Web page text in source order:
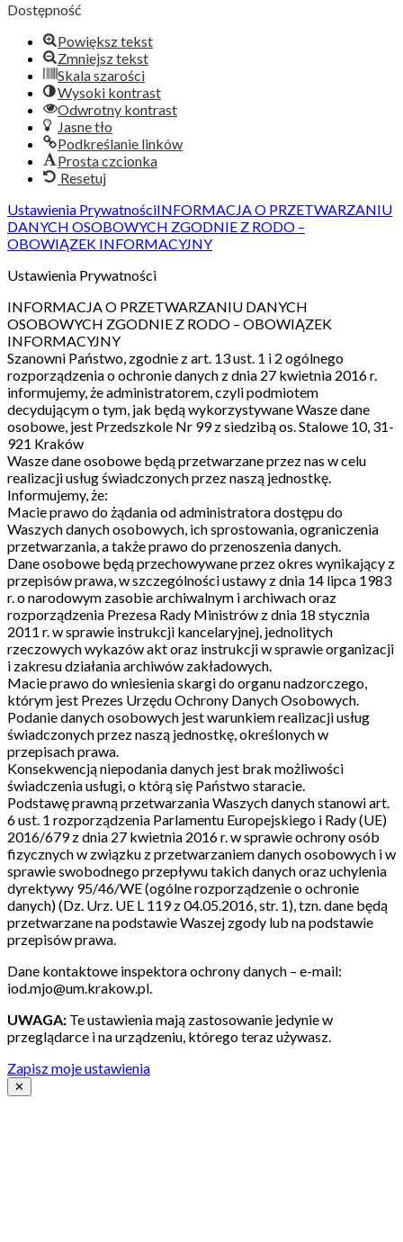
Dostępność
Powiększ tekst
Zmniejsz tekst
Skala szarości
Wysoki kontrast
Odwrotny kontrast
Jasne tło
Podkreślanie linków
Prosta czcionka
Resetuj
Ustawienia PrywatnościINFORMACJA O PRZETWARZANIU
DANYCH OSOBOWYCH ZGODNIE Z RODO –
OBOWIĄZEK INFORMACYJNY
Ustawienia Prywatności
INFORMACJA O PRZETWARZANIU DANYCH
OSOBOWYCH ZGODNIE Z RODO – OBOWIĄZEK
INFORMACYJNY
Szanowni Państwo, zgodnie z art. 13 ust. 1 i 2 ogólnego
rozporządzenia o ochronie danych z dnia 27 kwietnia 2016 r.
informujemy, że administratorem, czyli podmiotem
decydującym o tym, jak będą wykorzystywane Wasze dane
osobowe, jest Przedszkole Nr 99 z siedzibą os. Stalowe 10, 31-
921 Kraków
Wasze dane osobowe będą przetwarzane przez nas w celu
realizacji usług świadczonych przez naszą jednostkę.
Informujemy, że:
Macie prawo do żądania od administratora dostępu do
Waszych danych osobowych, ich sprostowania, ograniczenia
przetwarzania, a także prawo do przenoszenia danych.
Dane osobowe będą przechowywane przez okres wynikający z
przepisów prawa, w szczególności ustawy z dnia 14 lipca 1983
r. o narodowym zasobie archiwalnym i archiwach oraz
rozporządzenia Prezesa Rady Ministrów z dnia 18 stycznia
2011 r. w sprawie instrukcji kancelaryjnej, jednolitych
rzeczowych wykazów akt oraz instrukcji w sprawie organizacji
i zakresu działania archiwów zakładowych.
Macie prawo do wniesienia skargi do organu nadzorczego,
którym jest Prezes Urzędu Ochrony Danych Osobowych.
Podanie danych osobowych jest warunkiem realizacji usług
świadczonych przez naszą jednostkę, określonych w
przepisach prawa.
Konsekwencją niepodania danych jest brak możliwości
świadczenia usługi, o którą się Państwo staracie.
Podstawę prawną przetwarzania Waszych danych stanowi art.
6 ust. 1 rozporządzenia Parlamentu Europejskiego i Rady (UE)
2016/679 z dnia 27 kwietnia 2016 r. w sprawie ochrony osób
fizycznych w związku z przetwarzaniem danych osobowych i w
sprawie swobodnego przepływu takich danych oraz uchylenia
dyrektywy 95/46/WE (ogólne rozporządzenie o ochronie
danych) (Dz. Urz. UE L 119 z 04.05.2016, str. 1), tzn. dane będą
przetwarzane na podstawie Waszej zgody lub na podstawie
przepisów prawa.
Dane kontaktowe inspektora ochrony danych – e-mail:
iod.mjo@um.krakow.pl.
UWAGA: Te ustawienia mają zastosowanie jedynie w
przeglądarce i na urządzeniu, którego teraz używasz.
Zapisz moje ustawienia
✕